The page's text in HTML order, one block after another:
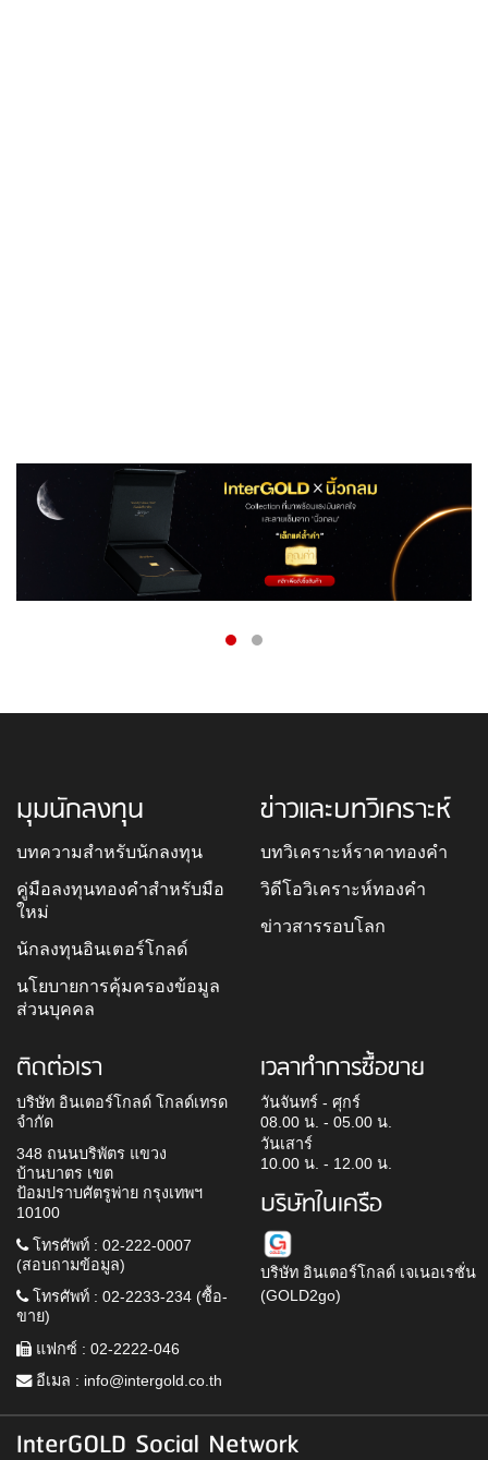
มุมนักลงทุน
บทความสำหรับนักลงทุน
คู่มือลงทุนทองคำสำหรับมือ
ใหม่
นักลงทุนอินเตอร์โกลด์
นโยบายการคุ้มครองข้อมูล
ส่วนบุคคล
ข่าวและบทวิเคราะห์
บทวิเคราะห์ราคาทองคำ
วิดีโอวิเคราะห์ทองคำ
ข่าวสารรอบโลก
ติดต่อเรา
บริษัท อินเตอร์โกลด์ โกลด์เทรด
จำกัด
348 ถนนบริพัตร แขวง
บ้านบาตร เขต
ป้อมปราบศัตรูพ่าย กรุงเทพฯ
10100
โทรศัพท์ : 02-222-0007
(สอบถามข้อมูล)
โทรศัพท์ : 02-2233-234 (ซื้อ-
ขาย)
แฟกซ์ : 02-2222-046
อีเมล : info@intergold.co.th
เวลาทำการซื้อขาย
วันจันทร์ - ศุกร์
08.00 น. - 05.00 น.
วันเสาร์
10.00 น. - 12.00 น.
บริษัทในเครือ
บริษัท อินเตอร์โกลด์ เจเนอเรชั่น
(GOLD2go)
InterGOLD Social Network